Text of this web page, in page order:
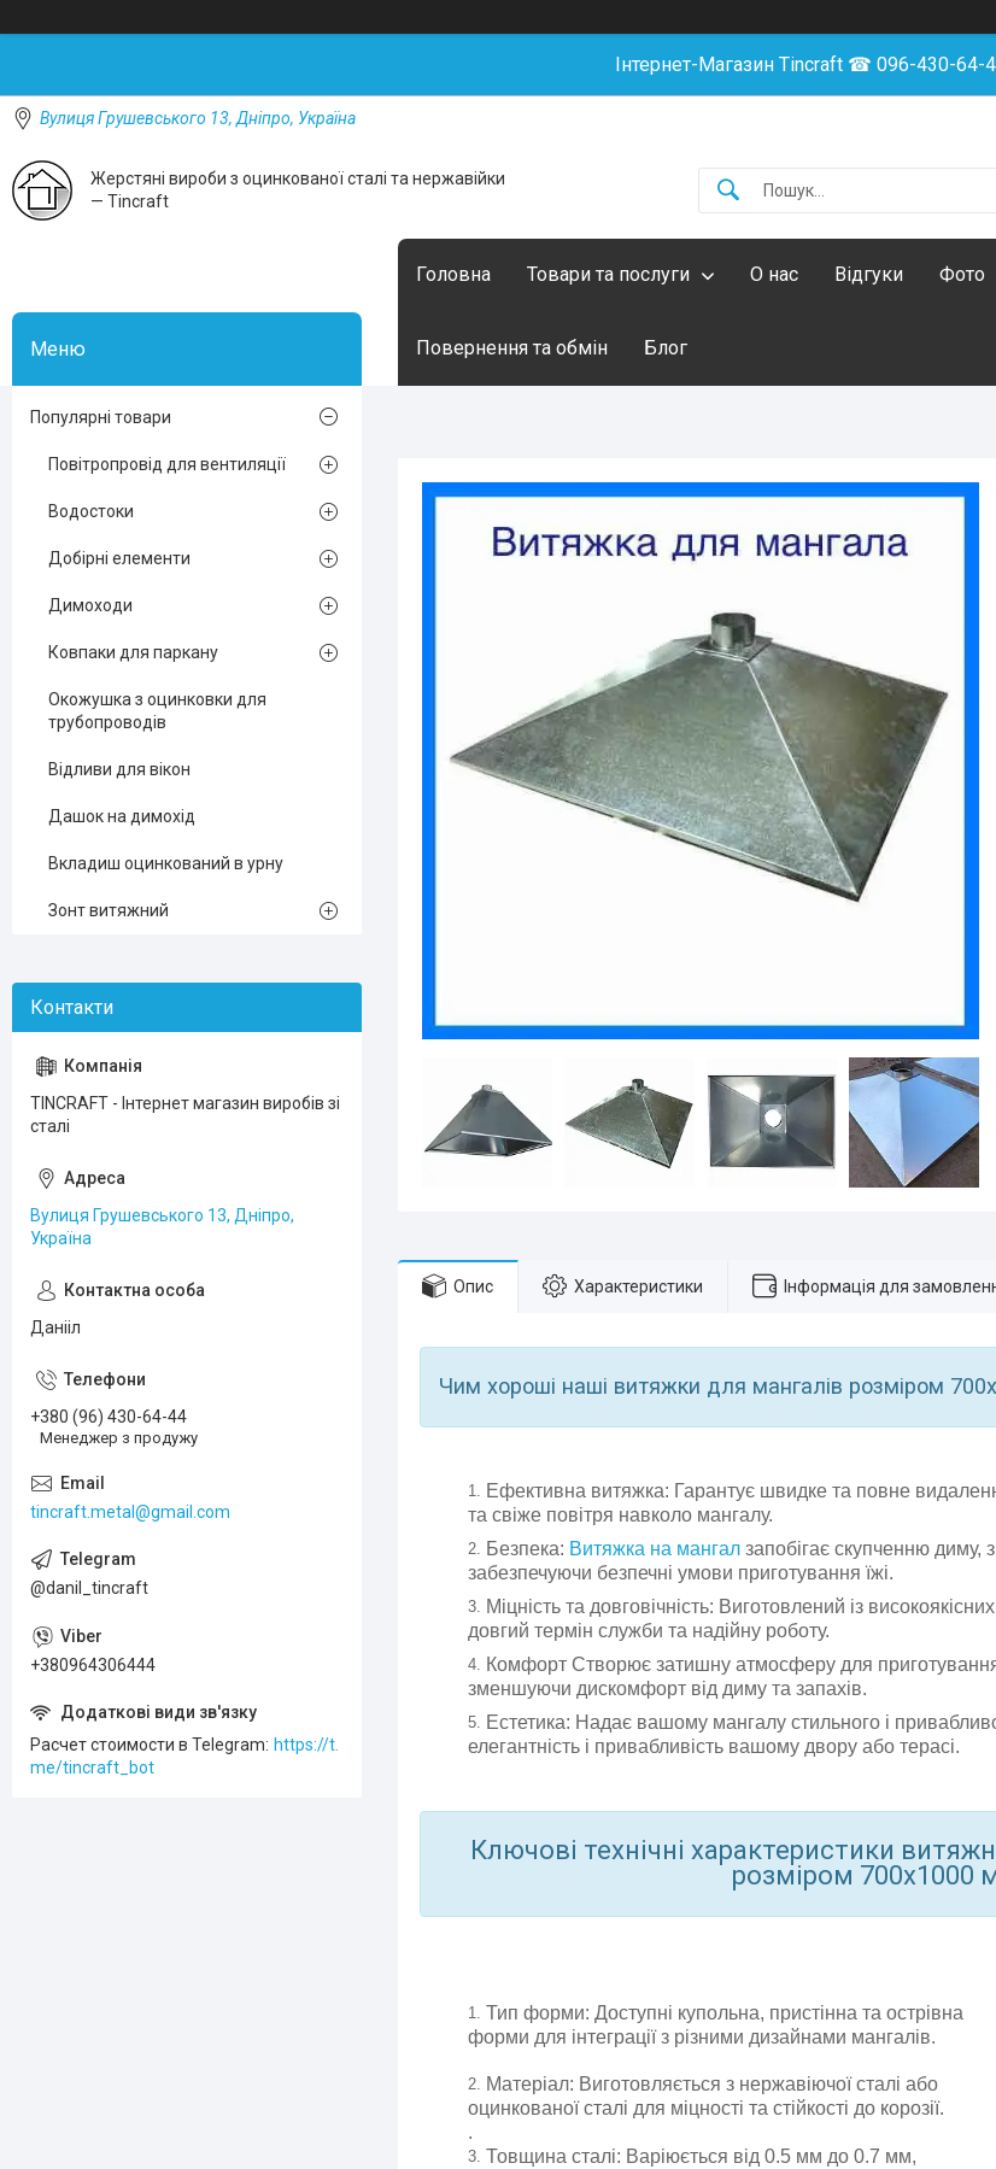
Інтернет-Магазин Tincraft ☎︎ 096-430-64-
Вулиця Грушевського 13, Дніпро, Україна
Жерстяні вироби з оцинкованої сталі та нержавійки
— Tincraft
Головна Товари та послуги О нас Відгуки Фото
Повернення та обмін Блог
Опис Характеристики Інформація для
Чим хороші наші витяжки для мангалів розміром
Ефективна витяжка: Гарантує швидке та повне
та свіже повітря навколо мангалу.
Безпека: Витяжка на мангал запобігає скупченню диму,
забезпечуючи безпечні умови приготування їжі.
Міцність та довговічність: Виготовлений із
довгий термін служби та надійну роботу.
Комфорт Створює затишну атмосферу для приготування
зменшуючи дискомфорт від диму та запахів.
Естетика: Надає вашому мангалу стильного і
елегантність і привабливість вашому двору або терасі.
Ключові технічні характеристики
розміром 700х1000
Тип форми: Доступні купольна, пристінна та острівна
форми для інтеграції з різними дизайнами мангалів.
Матеріал: Виготовляється з нержавіючої сталі або
оцинкованої сталі для міцності та стійкості до корозії.
.
Товщина сталі: Варіюється від 0.5 мм до 0.7 мм,
Популярні товари
Повітропровід для вентиляції
Водостоки
Добірні елементи
Димоходи
Ковпаки для паркану
Окожушка з оцинковки для
трубопроводів
Відливи для вікон
Дашок на димохід
Вкладиш оцинкований в урну
Зонт витяжний
TINCRAFT - Інтернет магазин виробів зі
сталі
Вулиця Грушевського 13, Дніпро,
Україна
Данііл
+380 (96) 430-64-44
Менеджер з продужу
tincraft.metal@gmail.com
@danil_tincraft
+380964306444
Расчет стоимости в Telegram
https://t.
me/tincraft_bot